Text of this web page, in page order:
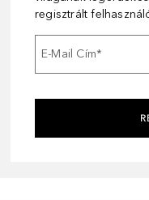
regisztrált
E-Mail Cím*